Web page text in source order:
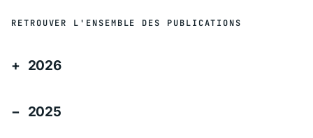
RETROUVER L'ENSEMBLE DES PUBLICATIONS
2026
2025